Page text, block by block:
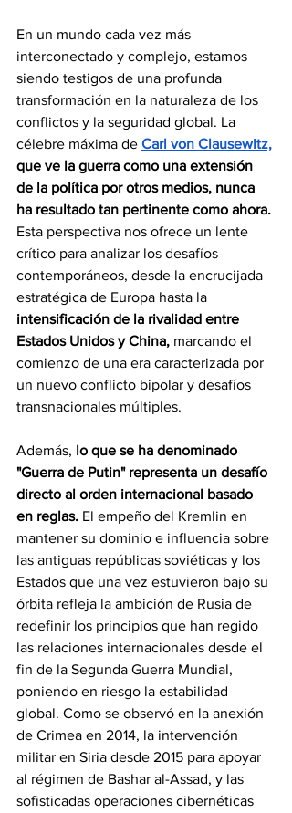
En un mundo cada vez más
interconectado y complejo, estamos
siendo testigos de una profunda
transformación en la naturaleza de los
conflictos y la seguridad global. La
célebre máxima de Carl von Clausewitz,
que ve la guerra como una extensión
de la política por otros medios, nunca
ha resultado tan pertinente como ahora.
Esta perspectiva nos ofrece un lente
crítico para analizar los desafíos
contemporáneos, desde la encrucijada
estratégica de Europa hasta la
intensificación de la rivalidad entre
Estados Unidos y China, marcando el
comienzo de una era caracterizada por
un nuevo conflicto bipolar y desafíos
transnacionales múltiples.
Además, lo que se ha denominado
"Guerra de Putin" representa un desafío
directo al orden internacional basado
en reglas. El empeño del Kremlin en
mantener su dominio e influencia sobre
las antiguas repúblicas soviéticas y los
Estados que una vez estuvieron bajo su
órbita refleja la ambición de Rusia de
redefinir los principios que han regido
las relaciones internacionales desde el
fin de la Segunda Guerra Mundial,
poniendo en riesgo la estabilidad
global. Como se observó en la anexión
de Crimea en 2014, la intervención
militar en Siria desde 2015 para apoyar
al régimen de Bashar al-Assad, y las
sofisticadas operaciones cibernéticas